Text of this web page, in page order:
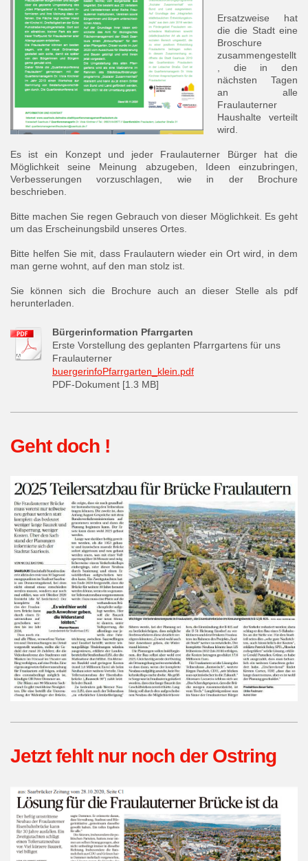
Ersatzweise hat
die die Stadt eine
Broschure
zusammengestellt
, die in den
nächsten Tagen
an alle
Fraulauterner
Haushalte verteilt
wird.
Es ist ein Konzept und jeder Fraulauterner Bürger hat die
Möglichkeit seine Meinung abzugeben, Ideen einzubringen,
Verbesserungen vorzuschlagen, wie in der Brochure
beschrieben.
Bitte machen Sie regen Gebrauch von dieser Möglichkeit. Es geht
um das Erscheinungsbild unseres Ortes.
Bitte helfen Sie mit, dass Fraulautern wieder ein Ort wird, in dem
man gerne wohnt, auf den man stolz ist.
Sie können sich die Brochure auch an dieser Stelle als pdf
herunterladen.
Bürgerinformation Pfarrgarten
Erste Vorstellung des geplanten Pfarrgartens für uns
Fraulauterner
buergerinfoPfarrgarten_klein.pdf
PDF-Dokument [1.3 MB]
Geht doch !
Jetzt fehlt nur noch der Ostring